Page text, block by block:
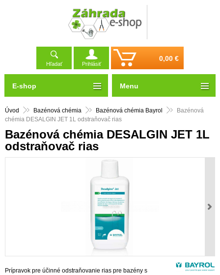
Hľadať Prihlásiť
0,00 €
Úvod Bazénová chémia Bazénová chémia Bayrol
Bazénová
chémia DESALGIN JET 1L odstraňovač rias
Bazénová chémia DESALGIN JET 1L
odstraňovač rias
Prípravok pre účinné odstraňovanie rias pre bazény s
E-shop Menu